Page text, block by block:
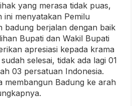
yang merasa tidak puas,
ini menyatakan Pemilu
badung berjalan dengan baik
Bupati dan Wakil Bupati
apresiasi kepada krama
selesai, tidak ada lagi 01
03 persatuan Indonesia.
membangun Badung ke arah